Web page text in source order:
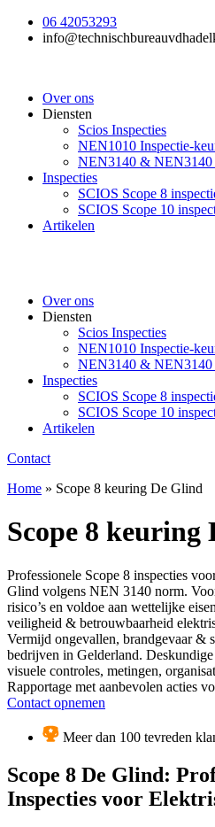
naar
06 42053293
Over ons
Diensten
Scios Inspecties
NEN1010 Inspectie-
NEN3140 & NEN3140
Inspecties
SCIOS Scope 8
SCIOS Scope 10
Artikelen
Over ons
Diensten
Scios Inspecties
NEN1010 Inspectie-
NEN3140 & NEN3140
Inspecties
SCIOS Scope 8
SCIOS Scope 10
Artikelen
Contact
Home » Scope 8 keuring De Glind
Scope 8 keuring
Professionele Scope 8 inspecties
Glind volgens NEN 3140 norm.
risico’s en voldoe aan wettelijke
veiligheid & betrouwbaarheid
Vermijd ongevallen, brandgevaar &
bedrijven in Gelderland.
visuele controles, metingen,
Rapportage met aanbevolen acties
Contact opnemen
Meer dan 100 tevreden
Scope 8 De Glind:
Inspecties voor